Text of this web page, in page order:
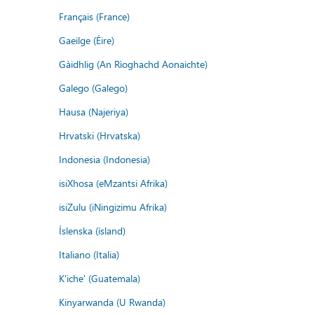
Français (France)
Gaeilge (Éire)
Gàidhlig (An Rìoghachd Aonaichte)
Galego (Galego)
Hausa (Najeriya)
Hrvatski (Hrvatska)
Indonesia (Indonesia)
isiXhosa (eMzantsi Afrika)
isiZulu (iNingizimu Afrika)
Íslenska (ísland)
Italiano (Italia)
K'iche' (Guatemala)
Kinyarwanda (U Rwanda)